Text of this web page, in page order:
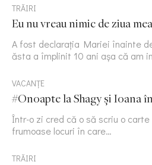
TRĂIRI
Eu nu vreau nimic de ziua mea
A fost declarația Mariei înainte
ăsta a împlinit 10 ani așa că am
VACANȚE
#Onoapte la Shagy și Ioana
Într-o zi cred că o să scriu o
frumoase locuri în care…
TRĂIRI